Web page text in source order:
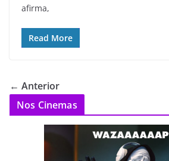
afirma,
Read More
← Anterior
Nos Cinemas